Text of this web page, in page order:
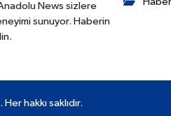
News sizlere
sunuyor. Haberin
hakkı saklıdır.